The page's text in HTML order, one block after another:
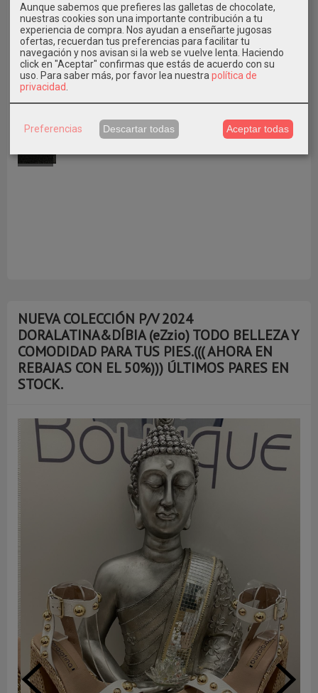
NUEVA COLECCIÓN P/V 2024
DORALATINA&DÍBIA (eZzio) TODO BELLEZA Y
COMODIDAD PARA TUS PIES.((( AHORA EN
REBAJAS CON EL 50%))) ÚLTIMOS PARES EN
STOCK.
Aunque sabemos que prefieres las galletas de chocolate,
nuestras cookies son una importante contribución a tu
experiencia de compra. Nos ayudan a enseñarte jugosas
ofertas, recuerdan tus preferencias para facilitar tu
navegación y nos avisan si la web se vuelve lenta. Haciendo
click en "Aceptar" confirmas que estás de acuerdo con su
uso. Para saber más, por favor lea nuestra política de
privacidad
Preferencias Descartar todas Aceptar todas